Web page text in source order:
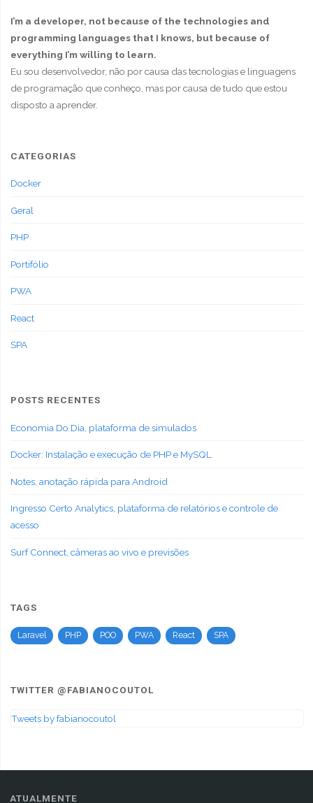
I’m a developer, not because of the technologies and
programming languages that I knows, but because of
everything I’m willing to learn.
Eu sou desenvolvedor, não por causa das tecnologias e linguagens
de programação que conheço, mas por causa de tudo que estou
disposto a aprender.
CATEGORIAS
Docker
Geral
PHP
Portifólio
PWA
React
SPA
POSTS RECENTES
Economia Do Dia, plataforma de simulados
Docker: Instalação e execução de PHP e MySQL
Notes, anotação rápida para Android
Ingresso Certo Analytics, plataforma de relatórios e controle de
acesso
Surf Connect, câmeras ao vivo e previsões
TAGS
Laravel PHP POO PWA React SPA
TWITTER @FABIANOCOUTOL
Tweets by fabianocoutol
ATUALMENTE